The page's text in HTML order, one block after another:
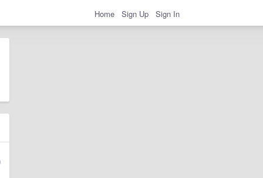
Home Sign Up Sign In